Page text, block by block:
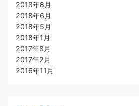
2018年8月
2018年6月
2018年5月
2018年1月
2017年8月
2017年2月
2016年11月